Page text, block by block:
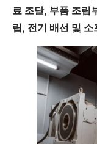
료 조달, 부품 조립
립, 전기 배선 및